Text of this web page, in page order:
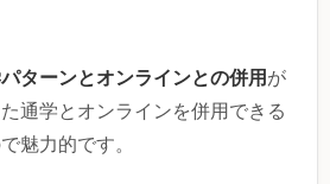
ターンとオンラインとの併用が
通学とオンラインを併用できる
魅力的です。